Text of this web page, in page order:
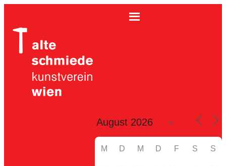
M D M D F S S